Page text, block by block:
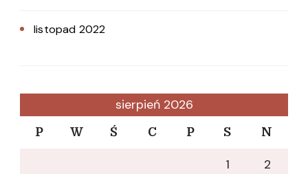
listopad 2022
sierpień 2026
P W Ś C P S N
1
2